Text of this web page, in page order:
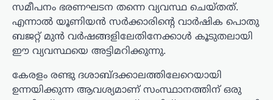
സമീപനം ഭരണഘടന തന്നെ വ്യവസ്ഥ ചെയ്തത്.
എന്നാല്‍ യൂണിയന്‍ സര്‍ക്കാരിന്റെ വാര്‍ഷിക പൊതു
ബജറ്റ് മുന്‍ വര്‍ഷങ്ങളിലേതിനേക്കാള്‍ കൂടുതലായി
ഈ വ്യവസ്ഥയെ അട്ടിമറിക്കുന്നു.
കേരളം രണ്ടു ദശാബ്ദക്കാലത്തിലേറെയായി
ഉന്നയിക്കുന്ന ആവശ്യമാണ് സംസ്ഥാനത്തിന് ഒരു